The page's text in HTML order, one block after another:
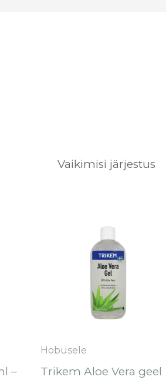
–
Hobusele
Trikem Aloe Vera geel